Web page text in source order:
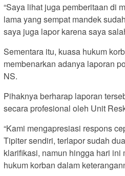
“Saya lihat juga pemberitaan di
lama yang sempat mandek
saya juga lapor karena saya
Sementara itu, kuasa hukum
membenarkan adanya laporan
NS.
Pihaknya berharap laporan
secara profesional oleh Unit
“Kami mengapresiasi respons
Tipiter sendiri, terlapor sudah
klarifikasi, namun hingga hari ini
hukum korban dalam